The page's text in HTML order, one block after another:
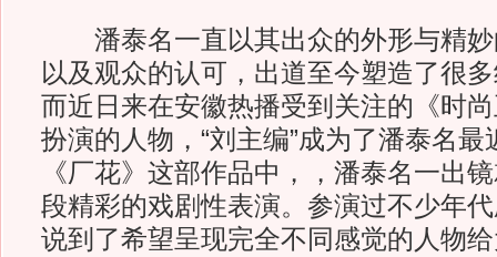
潘泰名一直以其出众的外形与精妙
以及观众的认可，出道至今塑造了很
而近日来在安徽热播受到关注的《时
扮演的人物，“刘主编”成为了潘泰名
《厂花》这部作品中，，潘泰名一出
段精彩的戏剧性表演。参演过不少年
说到了希望呈现完全不同感觉的人物